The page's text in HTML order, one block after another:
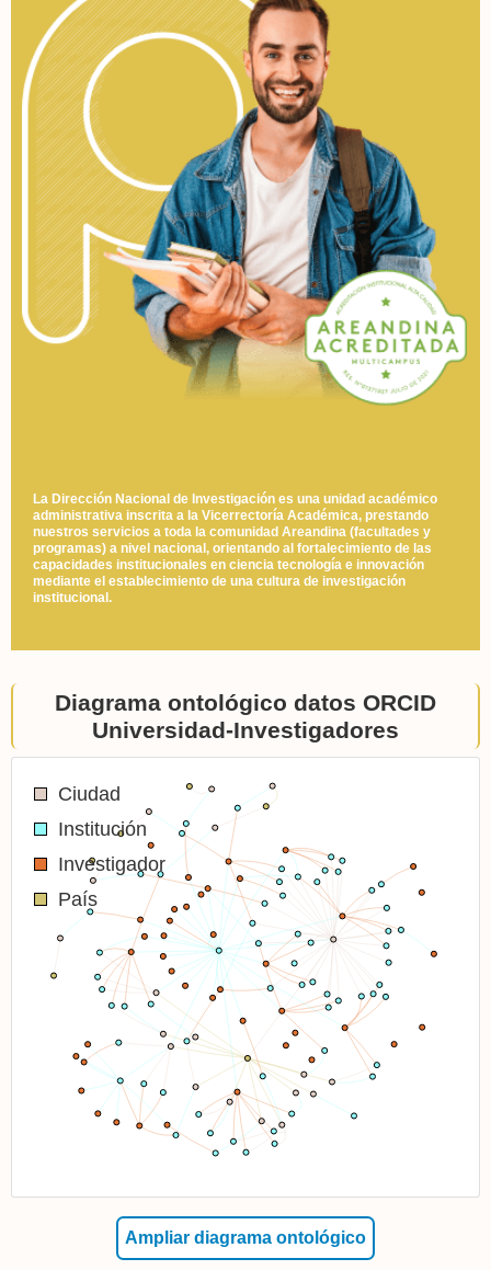
La Dirección Nacional de Investigación es una unidad académico
administrativa inscrita a la Vicerrectoría Académica, prestando
nuestros servicios a toda la comunidad Areandina (facultades y
programas) a nivel nacional, orientando al fortalecimiento de las
capacidades institucionales en ciencia tecnología e innovación
mediante el establecimiento de una cultura de investigación
institucional.
Diagrama ontológico datos ORCID
Universidad-Investigadores
Ciudad
Institución
Investigador
País